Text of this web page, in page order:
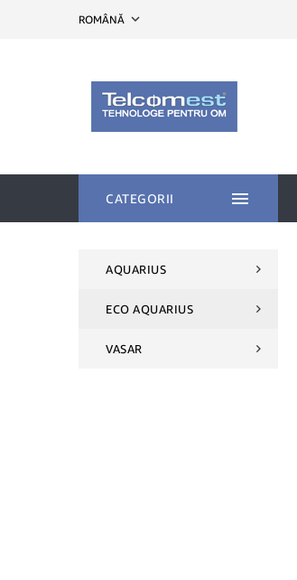
ROMÂNĂ expand_more

CATEGORII
AQUARIUS
ECO AQUARIUS
VASAR